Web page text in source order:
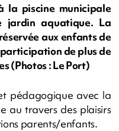
la piscine municipale
jardin aquatique. La
aux enfants de
de plus de
(Photos : Le Port)
pédagogique avec la
au travers des plaisirs
parents/enfants.